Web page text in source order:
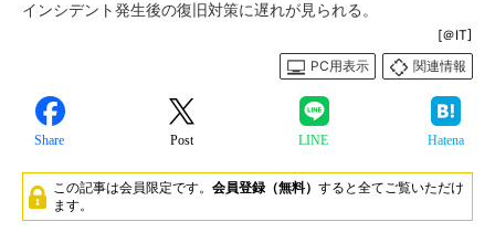
インシデント発生後の復旧対策に遅れが見られる。
[＠IT]
PC用表示
関連情報
Share Post LINE Hatena
この記事は会員限定です。 会員登録（無料） すると全てご覧いただけ
ます。